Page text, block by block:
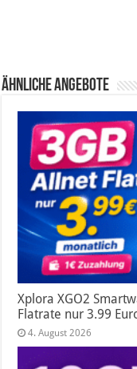
Ähnliche Angebote
Xplora XGO2
Flatrate nur 3.99
4. August 2026